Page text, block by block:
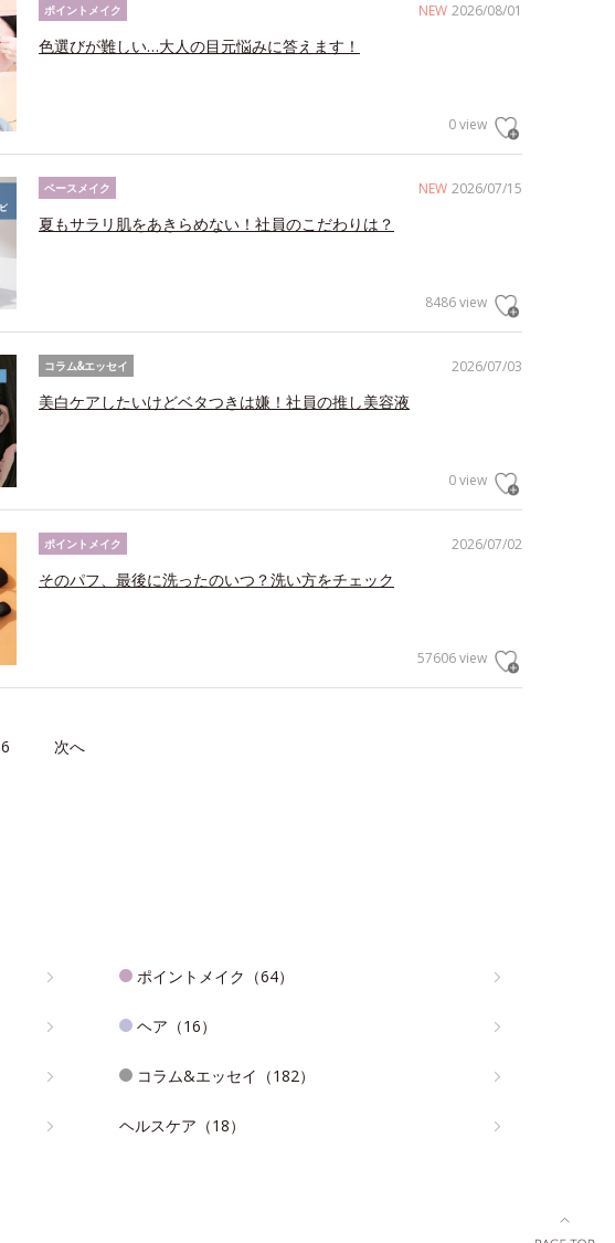
NEW 2026/08/01
ポイントメイク
色選びが難しい…大人の目元悩みに答えます！
0 view
NEW 2026/07/15
ベースメイク
夏もサラリ肌をあきらめない！社員のこだわりは？
8486 view
2026/07/03
コラム&エッセイ
美白ケアしたいけどベタつきは嫌！社員の推し美容液
0 view
2026/07/02
ポイントメイク
そのパフ、最後に洗ったのいつ？洗い方をチェック
57606 view
6 次へ
ポイントメイク（64）
ヘア（16）
コラム&エッセイ（182）
ヘルスケア（18）